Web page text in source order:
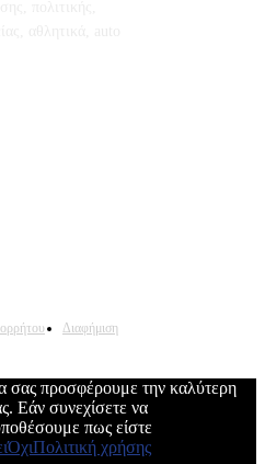
Διαφήμιση
σας προσφέρουμε την καλύτερη
Εάν συνεχίσετε να
πως είστε
ΌχιΠολιτική χρήσης